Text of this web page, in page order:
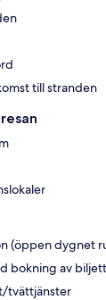
till stranden
(öppen dygnet
bokning av
tvättjänster